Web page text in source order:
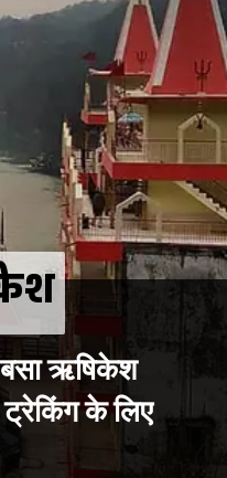
बसा ऋषिकेश
ट्रेकिंग के लिए